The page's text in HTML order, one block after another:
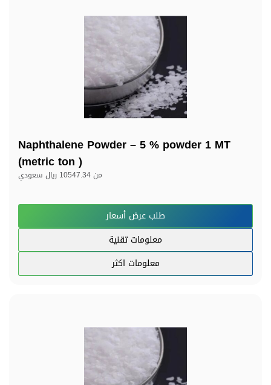
Naphthalene Powder – 5 % powder 1 MT
(metric ton )
من10547.34 ريال سعودي
طلب عرض أسعار
معلومات تقنية
معلومات اكثر